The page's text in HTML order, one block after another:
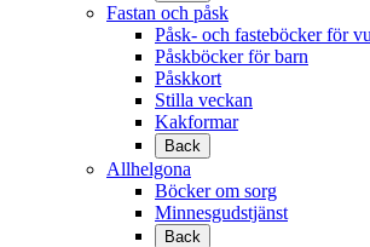
Fastan och påsk
Påsk- och fasteböcker för
Påskböcker för barn
Påskkort
Stilla veckan
Kakformar
Back
Allhelgona
Böcker om sorg
Minnesgudstjänst
Back